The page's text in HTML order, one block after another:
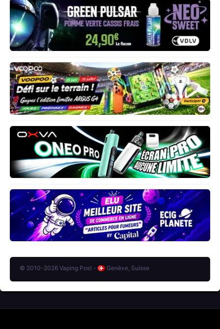
© 2010-2026 Vaping Post - Genève, Suisse